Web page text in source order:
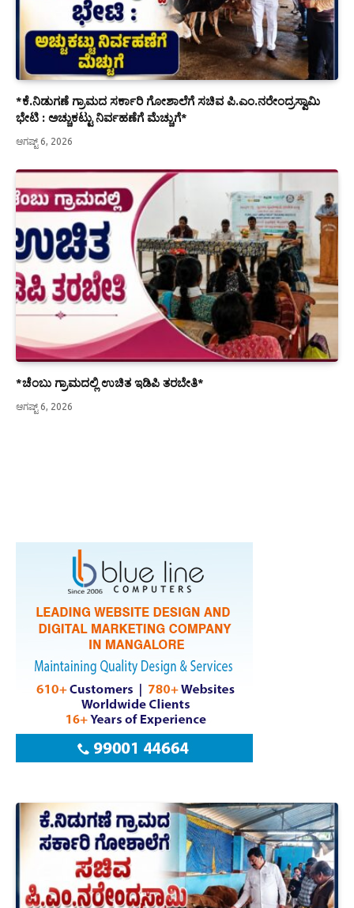
*ಕೆ.ನಿಡುಗಣೆ ಗ್ರಾಮದ ಸರ್ಕಾರಿ ಗೋಶಾಲೆಗೆ ಸಚಿವ ಪಿ.ಎಂ.ನರೇಂದ್ರಸ್ವಾಮಿ
ಭೇಟಿ : ಅಚ್ಚುಕಟ್ಟು ನಿರ್ವಹಣೆಗೆ ಮೆಚ್ಚುಗೆ*
ಆಗಷ್ಟ್ 6, 2026
*ಚೆಂಬು ಗ್ರಾಮದಲ್ಲಿ ಉಚಿತ ಇಡಿಪಿ ತರಬೇತಿ*
ಆಗಷ್ಟ್ 6, 2026